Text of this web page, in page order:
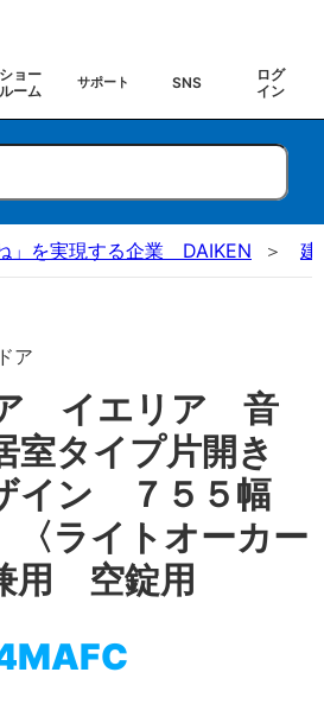
ショー
ルーム
サポート SNS
ログ
イン
」を実現する企業 DAIKEN 建
ア
ア イエリア 音
室タイプ片開き
イン ７５５幅
ライトオーカー
用 空錠用